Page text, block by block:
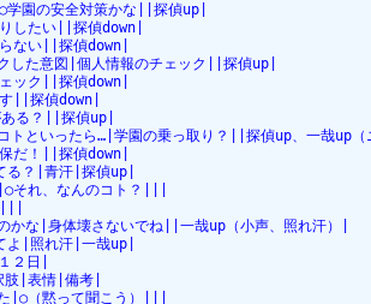
学園の安全対策かな||探偵up|
したい||探偵down|
ない||探偵down|
した意図|個人情報のチェック||探偵up|
ック||探偵down|
||探偵down|
る？||探偵up|
トといったら…|学園の乗っ取り？||探偵up、一哉up
だ！||探偵down|
る？|青汗|探偵up|
それ、なんのコト？|||
|||
かな|身体壊さないでね||一哉up（小声、照れ汗）|
よ|照れ汗|一哉up|
２日|
肢|表情|備考|
|○（黙って聞こう）|||